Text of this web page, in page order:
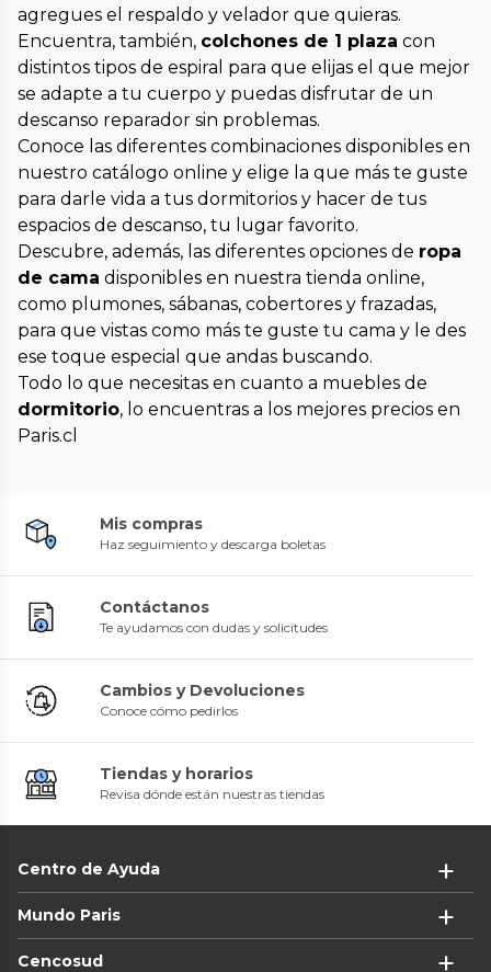
agregues el respaldo y velador que quieras.
Encuentra, también, colchones de 1 plaza con
distintos tipos de espiral para que elijas el que mejor
se adapte a tu cuerpo y puedas disfrutar de un
descanso reparador sin problemas.
Conoce las diferentes combinaciones disponibles en
nuestro catálogo online y elige la que más te guste
para darle vida a tus dormitorios y hacer de tus
espacios de descanso, tu lugar favorito.
Descubre, además, las diferentes opciones de ropa
de cama disponibles en nuestra tienda online,
como plumones, sábanas, cobertores y frazadas,
para que vistas como más te guste tu cama y le des
ese toque especial que andas buscando.
Todo lo que necesitas en cuanto a muebles de
dormitorio, lo encuentras a los mejores precios en
Paris.cl
Mis compras
Haz seguimiento y descarga boletas
Contáctanos
Te ayudamos con dudas y solicitudes
Cambios y Devoluciones
Conoce cómo pedirlos
Tiendas y horarios
Revisa dónde están nuestras tiendas
Centro de Ayuda
Mundo Paris
Cencosud